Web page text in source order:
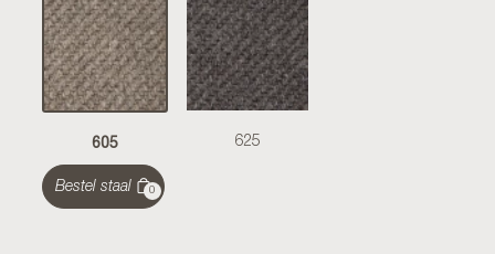
605 625
Bestel staal 0